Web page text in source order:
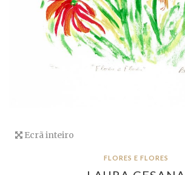
Ecrã inteiro
FLORES E FLORES